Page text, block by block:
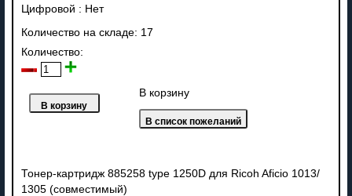
Цифровой : Нет
Количество на складе: 17
Количество:
В корзину
Тонер-картридж 885258 type 1250D для Ricoh Aficio 1013/
1305 (совместимый)